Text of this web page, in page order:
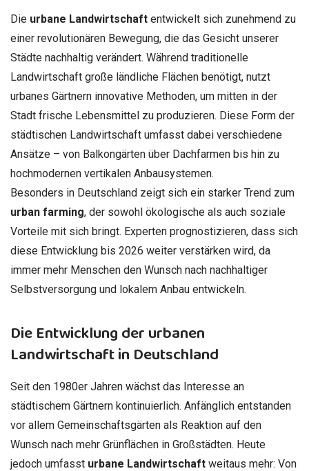
Die urbane Landwirtschaft entwickelt sich zunehmend zu
einer revolutionären Bewegung, die das Gesicht unserer
Städte nachhaltig verändert. Während traditionelle
Landwirtschaft große ländliche Flächen benötigt, nutzt
urbanes Gärtnern innovative Methoden, um mitten in der
Stadt frische Lebensmittel zu produzieren. Diese Form der
städtischen Landwirtschaft umfasst dabei verschiedene
Ansätze – von Balkongärten über Dachfarmen bis hin zu
hochmodernen vertikalen Anbausystemen.
Besonders in Deutschland zeigt sich ein starker Trend zum
urban farming, der sowohl ökologische als auch soziale
Vorteile mit sich bringt. Experten prognostizieren, dass sich
diese Entwicklung bis 2026 weiter verstärken wird, da
immer mehr Menschen den Wunsch nach nachhaltiger
Selbstversorgung und lokalem Anbau entwickeln.
Die Entwicklung der urbanen
Landwirtschaft in Deutschland
Seit den 1980er Jahren wächst das Interesse an
städtischem Gärtnern kontinuierlich. Anfänglich entstanden
vor allem Gemeinschaftsgärten als Reaktion auf den
Wunsch nach mehr Grünflächen in Großstädten. Heute
jedoch umfasst urbane Landwirtschaft weitaus mehr: Von